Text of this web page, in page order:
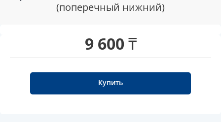
(поперечный нижний)
9 600 ₸
Купить